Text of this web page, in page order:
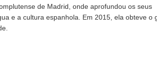
de Madrid, onde aprofundou os seus
e a cultura espanhola. Em 2015, ela obteve o